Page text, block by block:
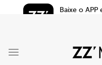
Baixe o APP